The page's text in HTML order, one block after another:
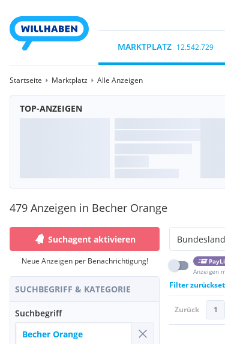
MARKTPLATZ 12.542.729
Startseite Marktplatz Alle Anzeigen
TOP-ANZEIGEN
479 Anzeigen in Becher Orange
Suchagent aktivieren
Neue Anzeigen per Benachrichtigung!
SUCHBEGRIFF & KATEGORIE
Suchbegriff
Bundesland
Anzeigen
Filter
Zurück 1